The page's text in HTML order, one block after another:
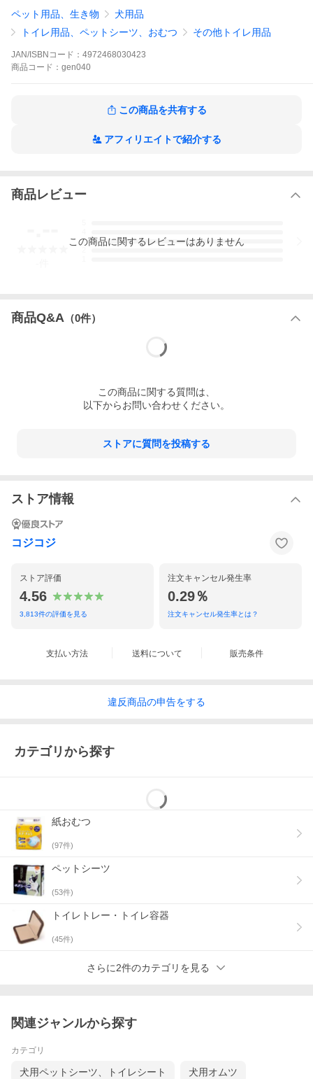
ペット用品、生き物
犬用品
トイレ用品、ペットシーツ、おむつ
その他トイレ用品
JAN/ISBNコード： 4972468030423
商品 コード： gen040
この商品を共有する
アフィリエイトで紹介する
商品レビュー
3
この商品に関するレビューはありません
商品Q&A （0件）
この商品に関する質問は、
以下からお問い合わせください。
ストアに質問を投稿する
ストア情報
コジコジ
ストア評価
4.56
3,813件の評価を見る
注文キャンセル発生率
0.29％
注文キャンセル発生率とは？
支払い方法 送料について 販売条件
違反商品の申告をする
カテゴリから探す
紙おむつ
(97件)
ペットシーツ
(53件)
トイレトレー・トイレ容器
(45件)
さらに2件のカテゴリを見る
関連ジャンルから探す
カテゴリ
犬用ペットシーツ、トイレシート 犬用オムツ